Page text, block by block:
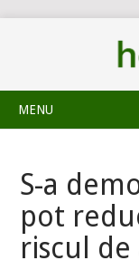
MENU
S-a
pot
riscul de